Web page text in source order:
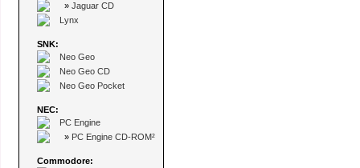
» Jaguar CD
Lynx
SNK:
Neo Geo
Neo Geo CD
Neo Geo Pocket
NEC:
PC Engine
» PC Engine CD-ROM²
Commodore: